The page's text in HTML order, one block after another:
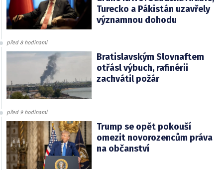
Turecko a Pákistán uzavřely
významnou dohodu
před 8 hodinami
Bratislavským Slovnaftem
otřásl výbuch, rafinérii
zachvátil požár
před 9 hodinami
Trump se opět pokouší
omezit novorozencům práva
na občanství